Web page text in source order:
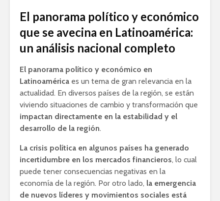
El panorama político y económico
que se avecina en Latinoamérica:
un análisis nacional completo
El panorama político y económico en
Latinoamérica es un tema de gran relevancia en la
actualidad. En diversos países de la región, se están
viviendo situaciones de cambio y transformación que
impactan directamente en la estabilidad y el
desarrollo de la región.
La crisis política en algunos países ha generado
incertidumbre en los mercados financieros, lo cual
puede tener consecuencias negativas en la
economía de la región. Por otro lado, la emergencia
de nuevos líderes y movimientos sociales está